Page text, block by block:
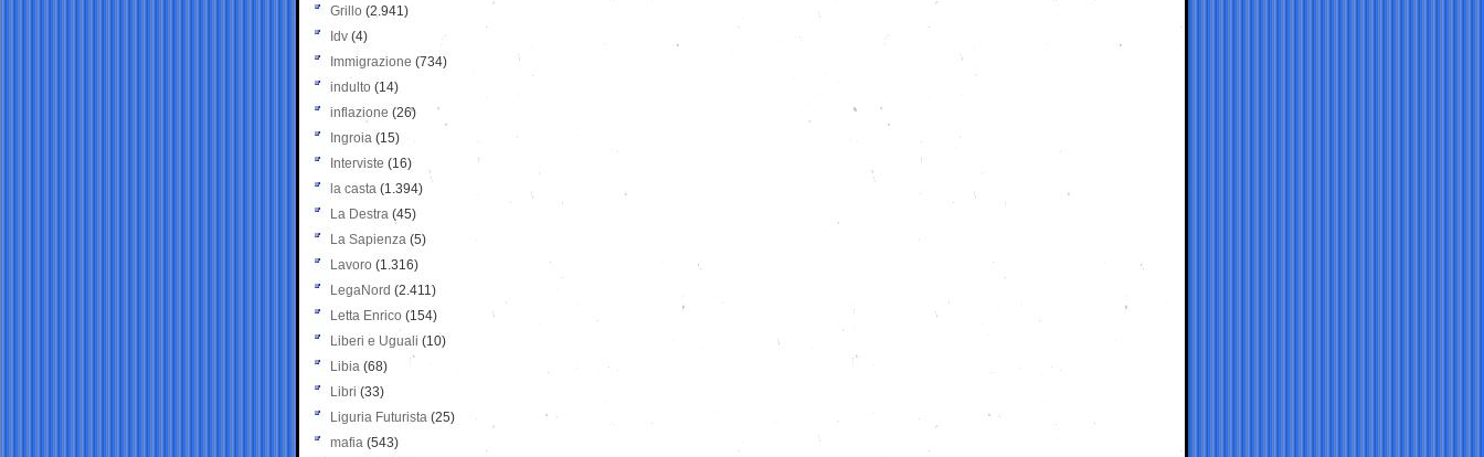
Grillo (2.941)
Idv (4)
Immigrazione (734)
indulto (14)
inflazione (26)
Ingroia (15)
Interviste (16)
la casta (1.394)
La Destra (45)
La Sapienza (5)
Lavoro (1.316)
LegaNord (2.411)
Letta Enrico (154)
Liberi e Uguali (10)
Libia (68)
Libri (33)
Liguria Futurista (25)
mafia (543)